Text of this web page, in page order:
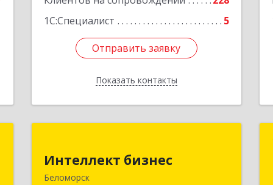
1С:Специалист
5
Отправить заявку
Показать контакты
Отправить заявку
Назад
Интеллект бизнес
Беломорск